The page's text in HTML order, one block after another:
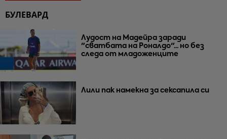
БУЛЕВАРД
Лудост на Мадейра заради
"сватбата на Роналдо"... но без
следа от младоженците
Лили пак намекна за сексапила си